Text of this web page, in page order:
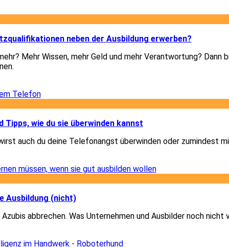
neben der Ausbildung erwerben?
Mehr Wissen, mehr Geld und mehr Verantwortung? Dann
Tipps, wie du sie überwinden kannst
auch du deine Telefonangst überwinden oder zumindest
Ausbildung (nicht)
Azubis abbrechen. Was Unternehmen und Ausbilder noch nicht